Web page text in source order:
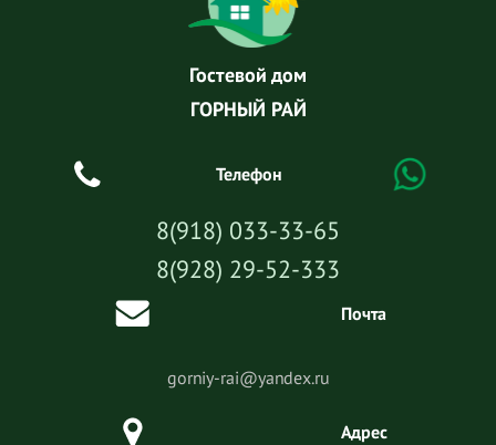
Гостевой дом
ГОРНЫЙ РАЙ
Телефон
8(918) 033-33-65
8(928) 29-52-333
Почта
gorniy-rai@yandex.ru
Адрес